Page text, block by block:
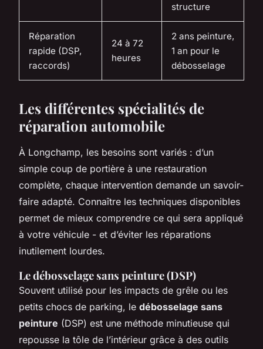
structure
Réparation
rapide (DSP,
raccords)
24 à 72
heures
2 ans peinture,
1 an pour le
débosselage
Les différentes spécialités de
réparation automobile
À Longchamp, les besoins sont variés : d’un
simple coup de portière à une restauration
complète, chaque intervention demande un savoir-
faire adapté. Connaître les techniques disponibles
permet de mieux comprendre ce qui sera appliqué
à votre véhicule - et d’éviter les réparations
inutilement lourdes.
Le débosselage sans peinture (DSP)
Souvent utilisé pour les impacts de grêle ou les
petits chocs de parking, le débosselage sans
peinture (DSP) est une méthode minutieuse qui
repousse la tôle de l’intérieur grâce à des outils